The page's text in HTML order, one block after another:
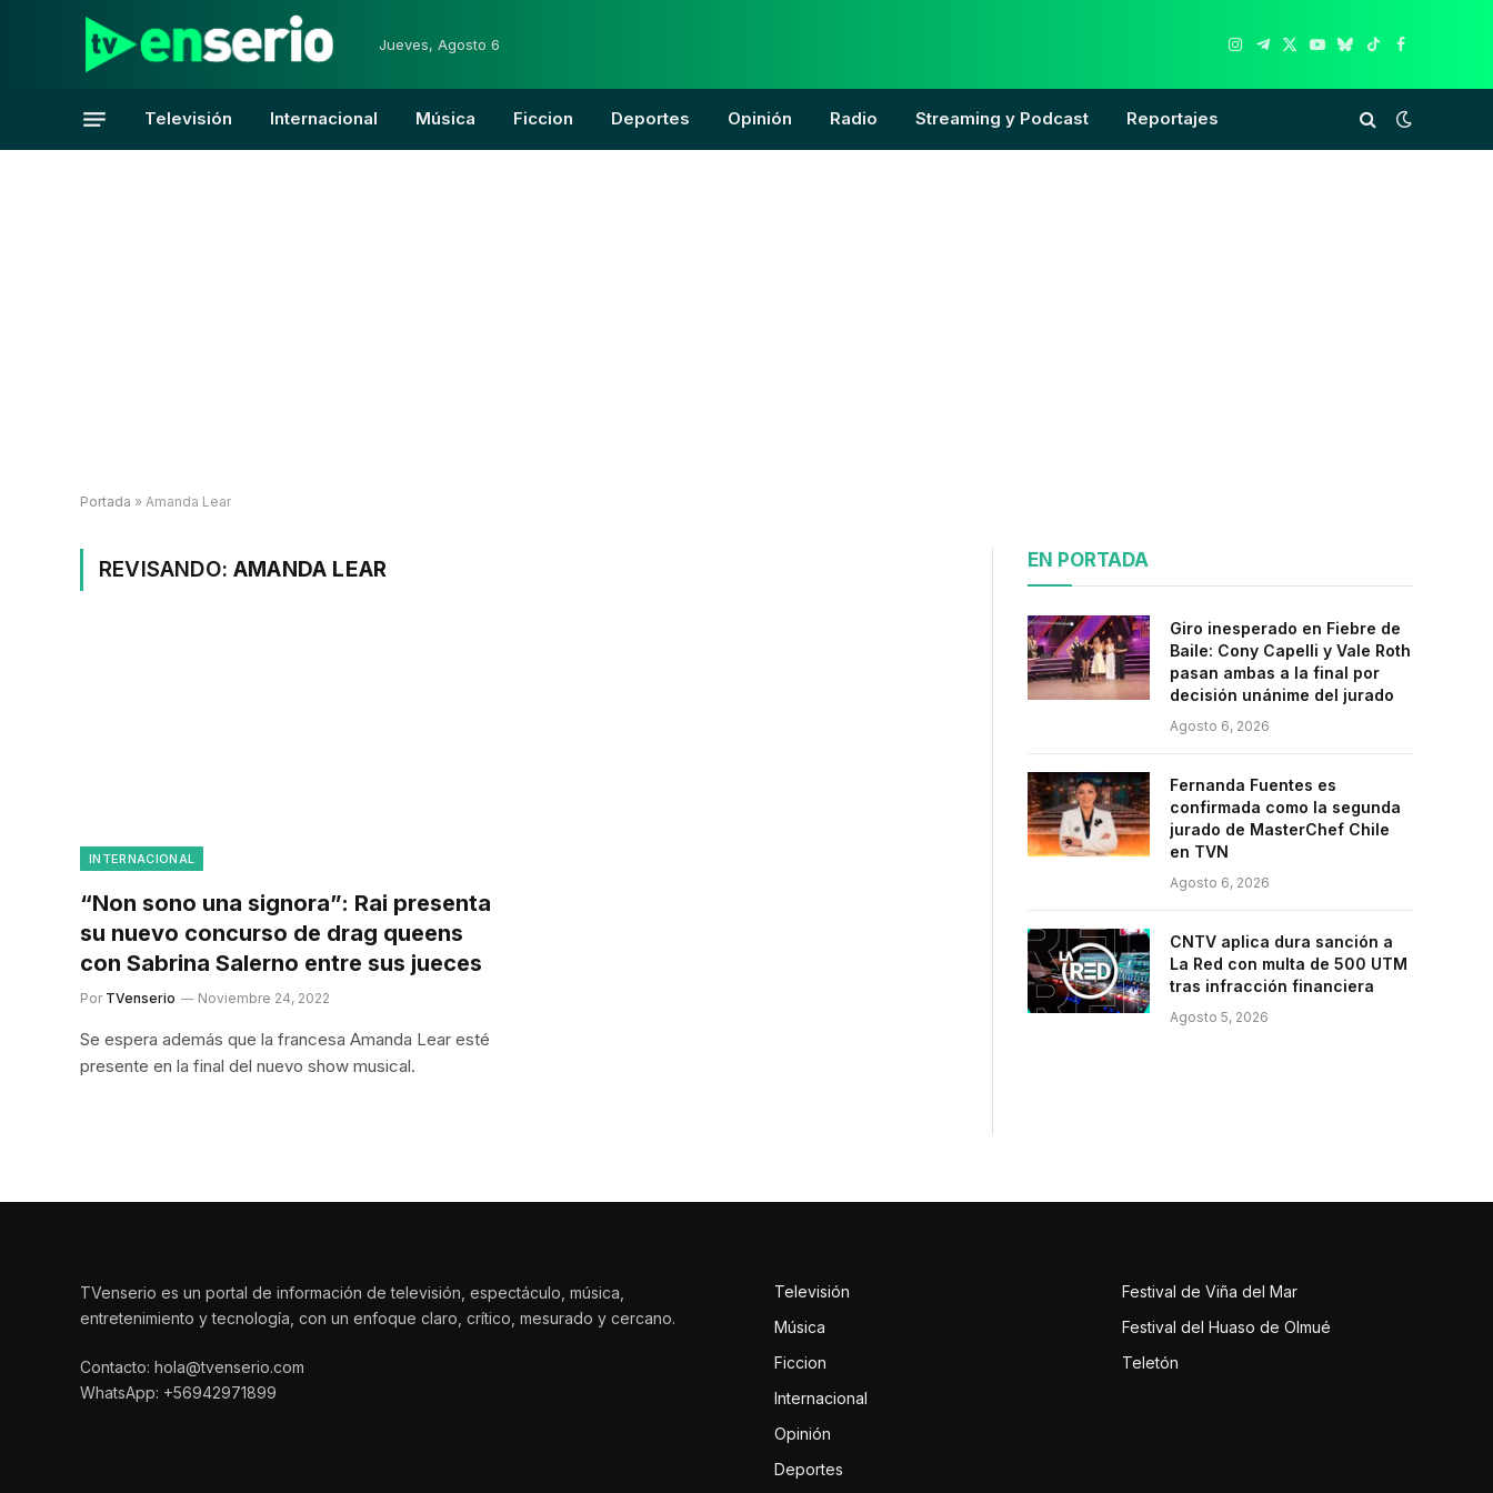
Jueves, Agosto 6
Instagram
Telegram
X
YouTube
Bluesky
TikTokFacebook
Televisión Internacional Música Ficcion Deportes Opinión Radio Streaming y Podcast Reportajes
Portada » Amanda Lear
REVISANDO:AMANDA LEAR
INTERNACIONAL
“Non sono una signora”: Rai presenta
su nuevo concurso de drag queens
con Sabrina Salerno entre sus jueces
Por TVenserio Noviembre 24, 2022
Se espera además que la francesa Amanda Lear esté
presente en la final del nuevo show musical.
EN PORTADA
Giro inesperado en Fiebre de
Baile: Cony Capelli y Vale Roth
pasan ambas a la final por
decisión unánime del jurado
Agosto 6, 2026
Fernanda Fuentes es
confirmada como la segunda
jurado de MasterChef Chile
en TVN
Agosto 6, 2026
CNTV aplica dura sanción a
La Red con multa de 500 UTM
tras infracción financiera
Agosto 5, 2026
TVenserio es un portal de información de televisión, espectáculo, música,
entretenimiento y tecnología, con un enfoque claro, crítico, mesurado y cercano.
Contacto: hola@tvenserio.com
WhatsApp: +56942971899
Televisión
Música
Ficcion
Internacional
Opinión
Deportes
Festival de Viña del Mar
Festival del Huaso de Olmué
Teletón